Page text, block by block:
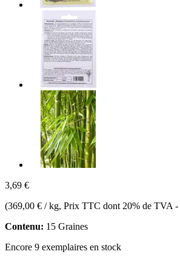
3,69 €
(369,00 € / kg, Prix TTC dont 20% de TVA -
Contenu: 15 Graines
Encore 9 exemplaires en stock